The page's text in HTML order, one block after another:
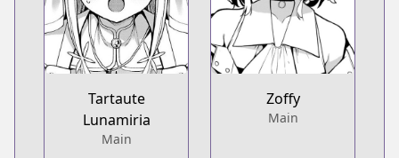
Tartaute
Lunamiria
Main
Zoffy
Main